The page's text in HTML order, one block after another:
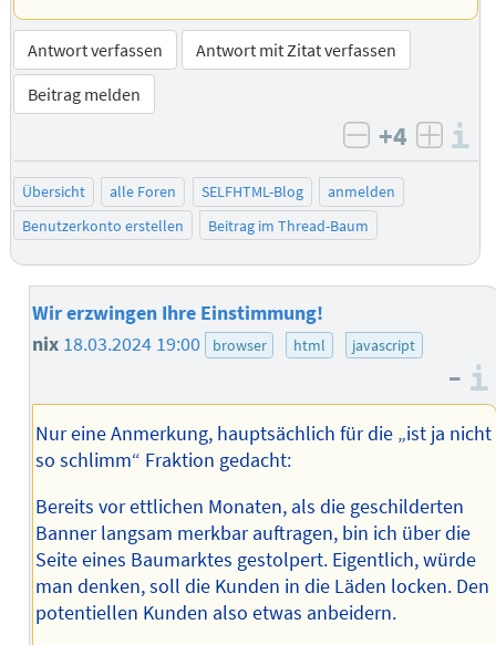
Antwort verfassen
Antwort mit Zitat verfassen
Beitrag melden
negativ
+4
Übersicht alle Foren SELFHTML-Blog
anmelden
Benutzerkonto erstellen
Beitrag im Thread-Baum
Wir erzwingen Ihre Einstimmung!
nix 18.03.2024 19:00 browser html javascript
–
Nur eine Anmerkung, hauptsächlich für die „ist ja nicht
so schlimm“ Fraktion gedacht:
Bereits vor ettlichen Monaten, als die geschilderten
Banner langsam merkbar auftragen, bin ich über die
Seite eines Baumarktes gestolpert. Eigentlich, würde
man denken, soll die Kunden in die Läden locken. Den
potentiellen Kunden also etwas anbeidern.